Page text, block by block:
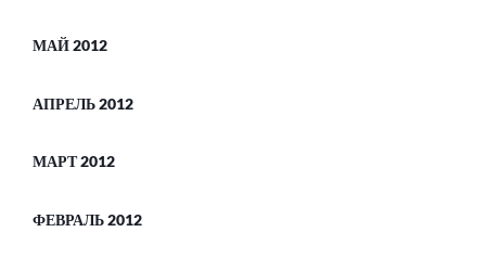
МАЙ 2012
АПРЕЛЬ 2012
МАРТ 2012
ФЕВРАЛЬ 2012